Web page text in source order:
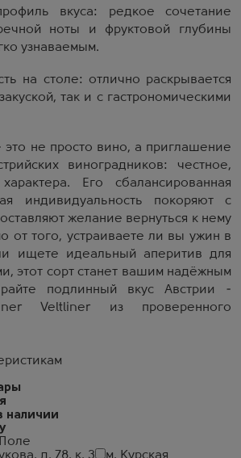
наличии
вкуса: редкое сочетание
ноты и фруктовой глубины
узнаваемым.
на столе: отлично раскрывается
так и с гастрономическими
не просто вино, а приглашение
виноградников: честное,
Его сбалансированная
индивидуальность покоряют с
желание вернуться к нему
от того, устраиваете ли вы ужин в
ищете идеальный аперитив для
этот сорт станет вашим надёжным
подлинный вкус Австрии -
Veltliner из проверенного